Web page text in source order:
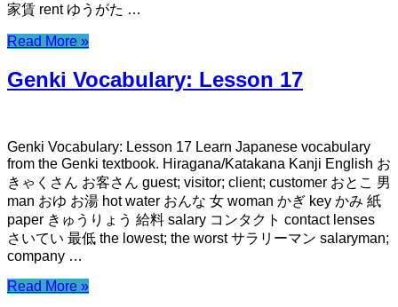
家賃 rent ゆうがた …
Read More »
Genki Vocabulary: Lesson 17
Genki Vocabulary: Lesson 17 Learn Japanese vocabulary
from the Genki textbook. Hiragana/Katakana Kanji English お
きゃくさん お客さん guest; visitor; client; customer おとこ 男
man おゆ お湯 hot water おんな 女 woman かぎ key かみ 紙
paper きゅうりょう 給料 salary コンタクト contact lenses
さいてい 最低 the lowest; the worst サラリーマン salaryman;
company …
Read More »